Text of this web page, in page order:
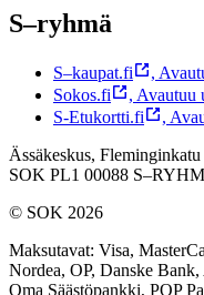
S–ryhmä
S–kaupat.fi ,
Sokos.fi
, Avautuu
S-Etukortti.fi
,
Ässäkeskus,
SOK PL1 00088
© SOK 2026
Maksutavat: Visa,
Nordea, OP, Danske
Oma Säästöpankki, POP